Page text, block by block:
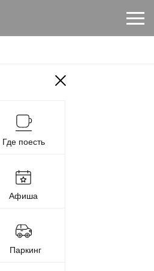
Где поесть
Паркинг
Афиша